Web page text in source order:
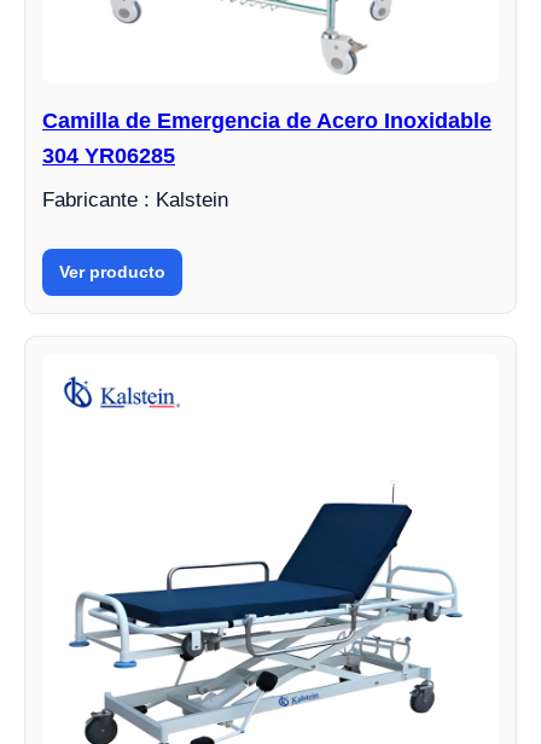
Camilla de Emergencia de Acero Inoxidable
304 YR06285
Fabricante : Kalstein
Ver producto